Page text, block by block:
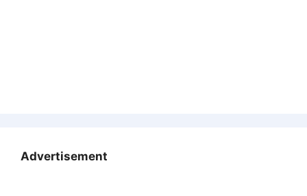
Advertisement